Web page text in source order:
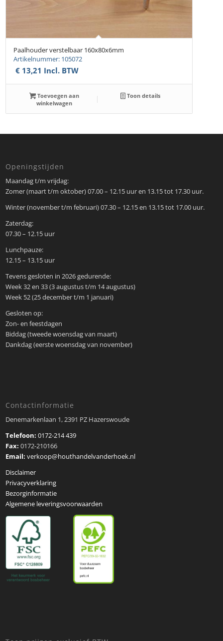
Paalhouder verstelbaar 160x80x6mm
Artikelnummer: 105072
€ 13,21 Incl. BTW
Toevoegen aan
winkelwagen
Toon details
Openingstijden
Maandag t/m vrijdag:
Zomer (maart t/m oktober) 07.00 – 12.15 uur en 13.15 tot 17.30 uur.
Winter (november t/m februari) 07.30 – 12.15 en 13.15 tot 17.00 uur.
Zaterdag:
07.30 – 12.15 uur
Lunchpauze:
12.15 – 13.15 uur
Tevens gesloten in 2026 gedurende:
Week 32 en 33 (3 augustus t/m 14 augustus)
Week 52 (25 december t/m 1 januari)
Gesloten op:
Zon- en feestdagen
Biddag (tweede woensdag van maart)
Dankdag (eerste woensdag van november)
Contactinformatie
Denemarkenlaan 1, 2391 PZ Hazerswoude
Telefoon:0172-214 439
Fax:0172-210166
Email: verkoop@houthandelvanderhoek.nl
Disclaimer
Privacyverklaring
Bezorginformatie
Algemene leveringsvoorwaarden